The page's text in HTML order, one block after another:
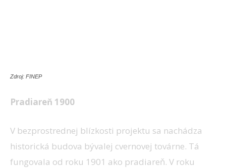
Zdroj: FINEP
Pradiareň 1900
V bezprostrednej blízkosti projektu sa nachádza
historická budova bývalej cvernovej továrne. Tá
fungovala od roku 1901 ako pradiareň. V roku